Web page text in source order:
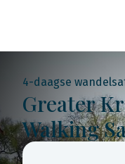
4-daagse
Greater
Walking